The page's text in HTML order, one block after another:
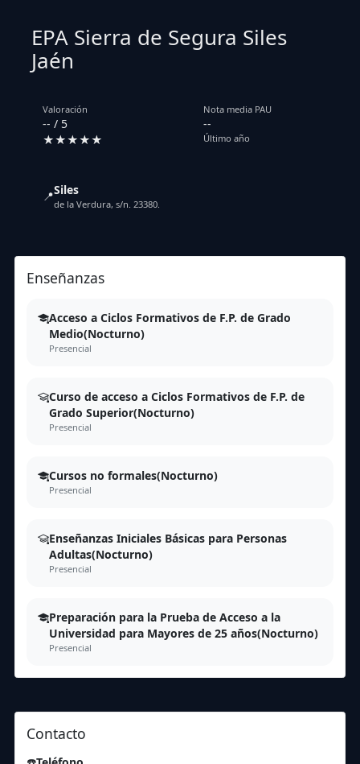
EPA Sierra de Segura Siles
Jaén
Valoración
-- / 5
★★★★★
Nota media PAU
--
Último año
📍Siles
de la Verdura, s/n. 23380.
Enseñanzas
Acceso a Ciclos Formativos de F.P. de Grado
Medio(Nocturno)
Presencial
Curso de acceso a Ciclos Formativos de F.P. de
Grado Superior(Nocturno)
Presencial
Cursos no formales(Nocturno)
Presencial
Enseñanzas Iniciales Básicas para Personas
Adultas(Nocturno)
Presencial
Preparación para la Prueba de Acceso a la
Universidad para Mayores de 25 años(Nocturno)
Presencial
Contacto